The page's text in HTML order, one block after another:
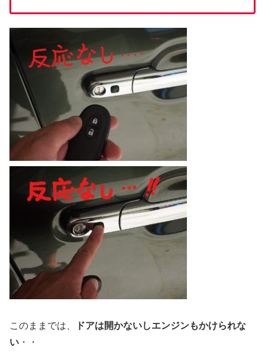
このままでは、
ドアは開かないしエンジンもかけられな
い ・・